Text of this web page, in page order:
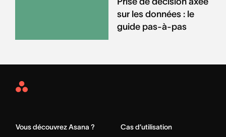
sur les données : le
guide pas-à-pas
Asana
Vous découvrez Asana ? Cas d’utilisation